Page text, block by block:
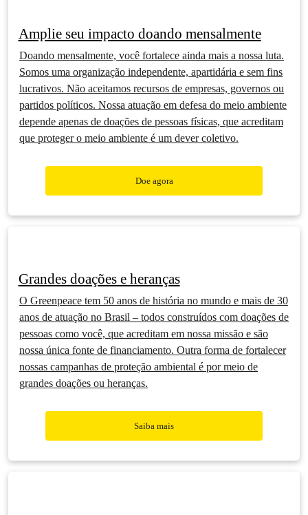
Amplie seu impacto doando mensalmente
Doando mensalmente, você fortalece ainda mais a nossa luta.
Somos uma organização independente, apartidária e sem fins
lucrativos. Não aceitamos recursos de empresas, governos ou
partidos políticos. Nossa atuação em defesa do meio ambiente
depende apenas de doações de pessoas físicas, que acreditam
que proteger o meio ambiente é um dever coletivo.
Doe agora
Grandes doações e heranças
O Greenpeace tem 50 anos de história no mundo e mais de 30
anos de atuação no Brasil – todos construídos com doações de
pessoas como você, que acreditam em nossa missão e são
nossa única fonte de financiamento. Outra forma de fortalecer
nossas campanhas de proteção ambiental é por meio de
grandes doações ou heranças.
Saiba mais